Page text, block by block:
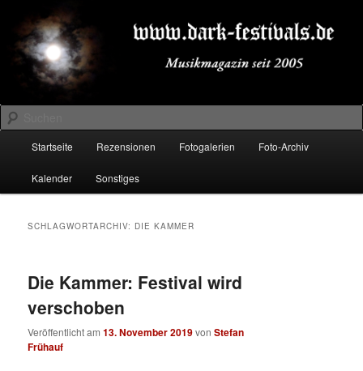
primären
Inhalt
springen
sekundären
Inhalt
springenDARK-FESTIVALS.DE
Suchen
Startseite Rezensionen Fotogalerien Foto-Archiv
Kalender Sonstiges
SCHLAGWORTARCHIV: DIE KAMMER
Die Kammer: Festival wird
verschoben
Veröffentlicht am13. November 2019vonStefan
Frühauf